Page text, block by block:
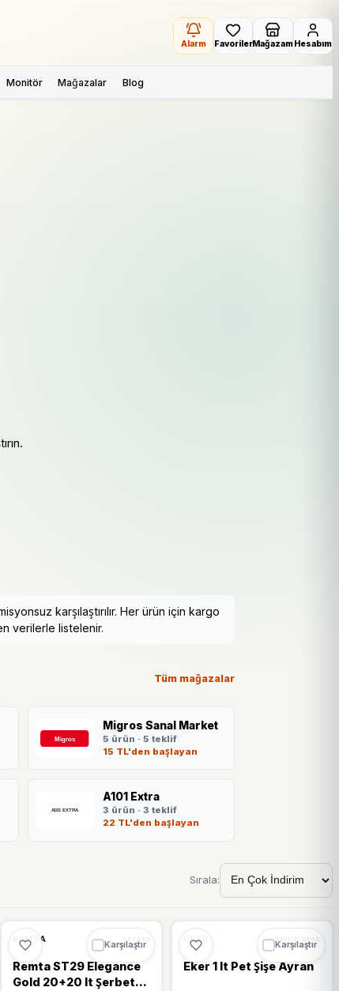
Alarm FavorilerMağazamHesabım
Monitör Mağazalar Blog
karşılaştırılır. Her ürün için kargo
verilerle listelenir.
Tüm mağazalar
Migros Sanal Market
5 ürün · 5 teklif
15 TL'den başlayan
A101 Extra
3 ürün · 3 teklif
22 TL'den başlayan
Sırala:
Karşılaştır
%23 🔥
REMTA
Remta ST29 Elegance
Gold 20+20 lt Şerbet
Karşılaştır
%19
EKER sınırlı stok
Eker 1 lt Pet Şişe Ayran